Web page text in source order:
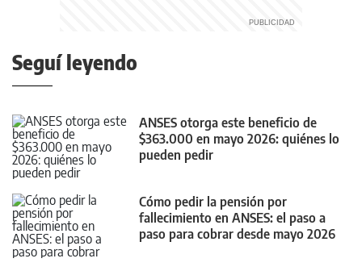
Seguí leyendo
ANSES otorga este beneficio de
$363.000 en mayo 2026: quiénes lo
pueden pedir
Cómo pedir la pensión por
fallecimiento en ANSES: el paso a
paso para cobrar desde mayo 2026